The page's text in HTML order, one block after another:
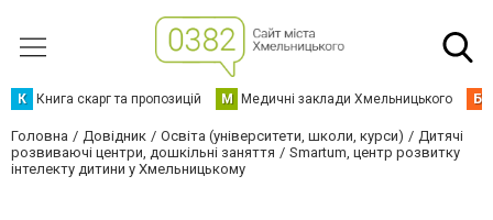
К Книга скарг та пропозицій М Медичні заклади Хмельницького Б
Головна Довідник Освіта (університети, школи, курси)
Дитячі
розвиваючі центри, дошкільні заняття
Smartum, центр розвитку
інтелекту дитини у Хмельницькому